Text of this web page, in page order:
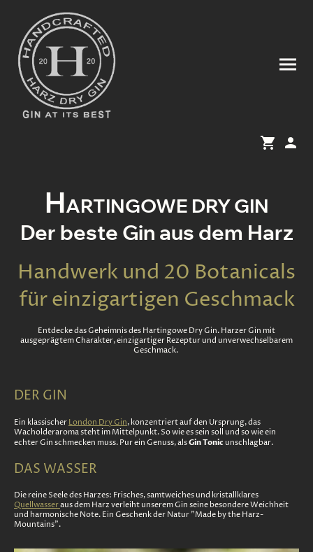
HARTINGOWE DRY GIN
Der beste Gin aus dem Harz
Handwerk und 20 Botanicals
für einzigartigen Geschmack
Entdecke das Geheimnis des Hartingowe Dry Gin. Harzer Gin mit
ausgeprägtem Charakter, einzigartiger Rezeptur und unverwechselbarem
Geschmack.
DER GIN
Ein klassischer London Dry Gin, konzentriert auf den Ursprung, das
Wacholderaroma steht im Mittelpunkt. So wie es sein soll und so wie ein
echter Gin schmecken muss. Pur ein Genuss, alsGin Tonic unschlagbar.
DAS WASSER
Die reine Seele des Harzes: Frisches, samtweiches und kristallklares
Quellwasseraus dem Harz verleiht unseremGin seine besondere Weichheit
und harmonische Note. Ein Geschenk der Natur "Made by the Harz-
Mountains".